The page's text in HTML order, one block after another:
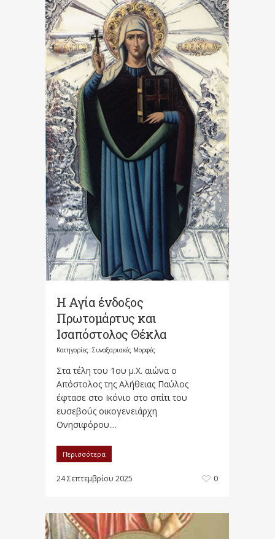
Η Αγία ένδοξος
Πρωτομάρτυς και
Ισαπόστολος Θέκλα
Κατηγορίες: Συναξαριακές Μορφές
Στα τέλη του 1ου μ.Χ. αιώνα ο
Απόστολος της Αλήθειας Παύλος
έφτασε στο Ικόνιο στο σπίτι του
ευσεβούς οικογενειάρχη
Ονησιφόρου....
Περισσότερα
24 Σεπτεμβρίου 2025 0